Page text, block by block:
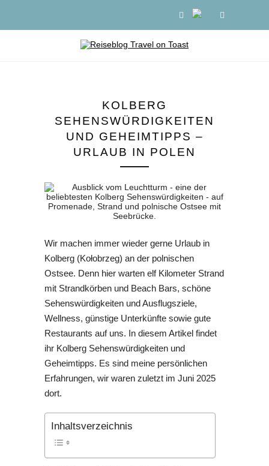
KOLBERG
SEHENSWÜRDIGKEITEN
UND GEHEIMTIPPS –
URLAUB IN POLEN
Wir machen immer wieder gerne Urlaub in
Kolberg (Kołobrzeg) an der polnischen
Ostsee. Denn hier warten elf Kilometer Strand
mit Strandkörben und Beach Bars, schöne
Sehenswürdigkeiten und Ausflugsziele,
Wellness, günstige Unterkünfte sowie gute
Restaurants auf uns. In diesem Artikel findet
ihr Kolberg Sehenswürdigkeiten und
Geheimtipps. Es sind meine persönlichen
Erfahrungen, wir waren zuletzt im Juni 2025
dort.
Inhaltsverzeichnis